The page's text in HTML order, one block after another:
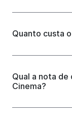
Quanto custa
Qual a nota
Cinema?